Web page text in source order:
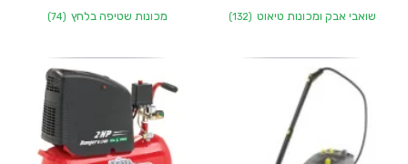
שואבי אבק ומכונות טיאוט (132) מכונות שטיפה בלחץ (74)